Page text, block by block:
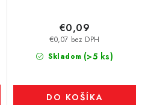
Skladom (>5 ks)
€0,07 bez DPH
€0,09
DO KOŠÍKA